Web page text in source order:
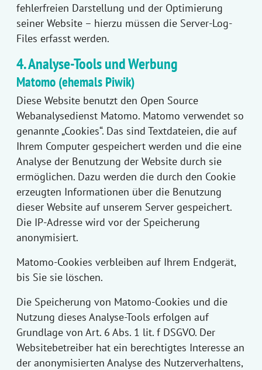
fehlerfreien Darstellung und der Optimierung
seiner Website – hierzu müssen die Server-Log-
Files erfasst werden.
4. Analyse-Tools und Werbung
Matomo (ehemals Piwik)
Diese Website benutzt den Open Source
Webanalysedienst Matomo. Matomo verwendet so
genannte „Cookies“. Das sind Textdateien, die auf
Ihrem Computer gespeichert werden und die eine
Analyse der Benutzung der Website durch sie
ermöglichen. Dazu werden die durch den Cookie
erzeugten Informationen über die Benutzung
dieser Website auf unserem Server gespeichert.
Die IP-Adresse wird vor der Speicherung
anonymisiert.
Matomo-Cookies verbleiben auf Ihrem Endgerät,
bis Sie sie löschen.
Die Speicherung von Matomo-Cookies und die
Nutzung dieses Analyse-Tools erfolgen auf
Grundlage von Art. 6 Abs. 1 lit. f DSGVO. Der
Websitebetreiber hat ein berechtigtes Interesse an
der anonymisierten Analyse des Nutzerverhaltens,